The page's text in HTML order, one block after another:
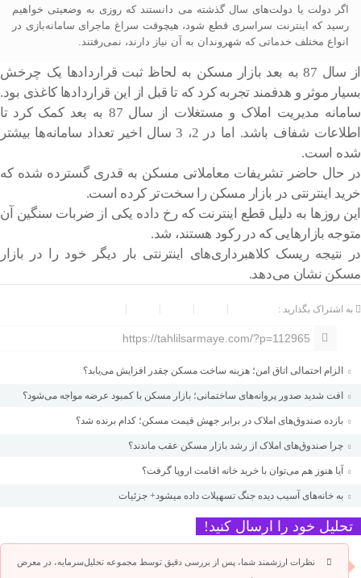
اگر دولت یا دولت‌های سال گذشته می دانستند که روزی به وضعیتی خواهیم
رسید که اینترنت سراسری قطع شود، هیچوقت سراغ ماجرای سامانه‌بازی در
انواع مختلف خدماتی که شهروندان به آن نیاز دارند، نمی‌رفتند.
از سال 87 به بعد بازار مسکن به لحاظ ثبت قراردادها یک چرخش
بسیار موثر و هدفمند تجربه کرد که تا قبل از این قراردادها کاغذی بود.
سامانه مدیریت املاک و مستغلات از سال 87 به بعد کمک کرد تا
اطلاعات شفاف باشد. اما در 2، 3 سال اخیر تعداد سامانه‌ها بیشتر
شده است.
در حال حاضر تشریفات معاملاتی مسکن به قدری گسترده شده که
خرید اینترنتی در بازار مسکن را سخت‌تر کرده است.
این روزها به دلیل قطع اینترنت که رخ داده یکی از ضربات سنگین آن
متوجه بازارهایی که در رکود هستند، شد.
در نتیجه ریسک کلاهبرداری‌های اینترنتی بار دیگر خود را در بازار
مسکن نشان می‌دهد.
به اشتراک بگذارید :
https://tahlilsarmaye.com/?p=112965
الزام احتمالی اتاق امن؛ هزینه ساخت مسکن چقدر افزایش می‌یابد؟
افت شدید صدور پروانه‌های ساختمانی؛ بازار مسکن با کمبود عرضه مواجه می‌شود؟
بازده صندوق‌های املاک در برابر جهش قیمت مسکن؛ کدام برنده شد؟
چرا صندوق‌های املاک از رشد بازار مسکن عقب ماندند؟
آیا هنوز هم می‌توان با خرید خانه اقامت اروپا گرفت؟
به خانه‌های آسیب دیده جنگ تسهیلات داده میشود+ جزئیات
تحلیل خود را ارسال کنید!
نظرات ارزشمند شما، پس از بررسی دقیق توسط مجموعه تحلیل‌سرمایه، در معرض